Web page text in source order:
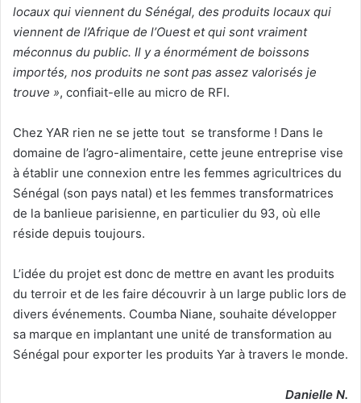
locaux qui viennent du Sénégal, des produits locaux qui
viennent de l’Afrique de l’Ouest et qui sont vraiment
méconnus du public. Il y a énormément de boissons
importés, nos produits ne sont pas assez valorisés je
trouve », confiait-elle au micro de RFI.
Chez YAR rien ne se jette tout se transforme ! Dans le
domaine de l’agro-alimentaire, cette jeune entreprise vise
à établir une connexion entre les femmes agricultrices du
Sénégal (son pays natal) et les femmes transformatrices
de la banlieue parisienne, en particulier du 93, où elle
réside depuis toujours.
L’idée du projet est donc de mettre en avant les produits
du terroir et de les faire découvrir à un large public lors de
divers événements. Coumba Niane, souhaite développer
sa marque en implantant une unité de transformation au
Sénégal pour exporter les produits Yar à travers le monde.
Danielle N.